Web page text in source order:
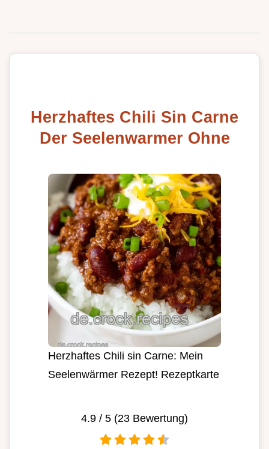
Herzhaftes Chili Sin Carne
Der Seelenwarmer Ohne
Herzhaftes Chili sin Carne: Mein
Seelenwärmer Rezept! Rezeptkarte
4.9 / 5 (23 Bewertung)